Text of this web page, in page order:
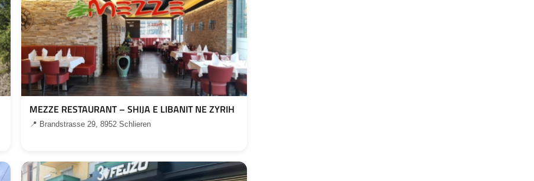
MEZZE RESTAURANT – SHIJA E LIBANIT NE ZYRIH
📍 Brandstrasse 29, 8952 Schlieren